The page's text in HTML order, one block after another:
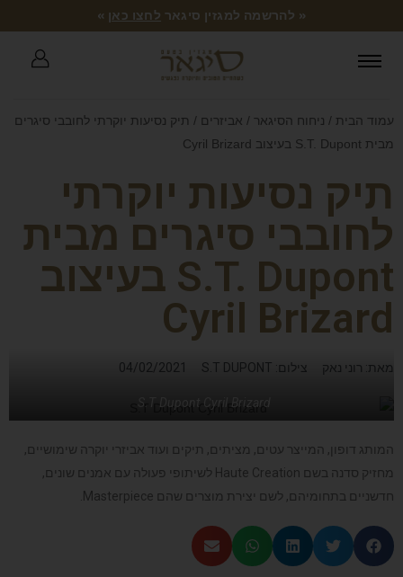
« להרשמה למגזין סיגאר לחצו כאן »
עמוד הבית / ניחוח הסיגאר / אביזרים / תיק נסיעות יוקרתי לחובבי סיגרים
מבית S.T. Dupont בעיצוב Cyril Brizard
תיק נסיעות יוקרתי
לחובבי סיגרים מבית
S.T. Dupont בעיצוב
Cyril Brizard
מאת: רוני נאק צילום: S.T DUPONT 04/02/2021
S.T Dupont Cyril Brizard
המותג דופון, המייצר עטים, מציתים, תיקים ועוד אביזרי יוקרה שימושיים,
מחזיק סדנה בשם Haute Creation לשיתופי פעולה עם אמנים שונים,
חדשניים בתחומיהם, לשם יצירת מוצרים שהם Masterpiece.